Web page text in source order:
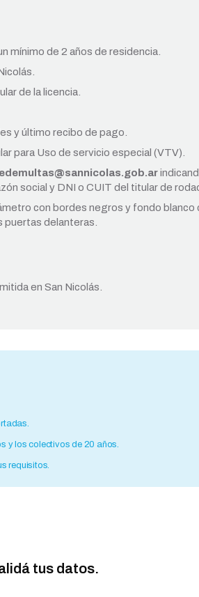
mínimo de 2 años de residencia.
de la licencia.
y último recibo de pago.
para Uso de servicio especial (VTV).
social y DNI o CUIT del titular de
con bordes negros y fondo blanco
puertas delanteras.
en San Nicolás.
y los colectivos de 20 años.
requisitos.
tus datos.